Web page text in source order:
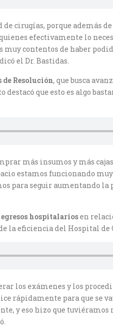
de cirugías, porque además
efectivamente lo
contentos de haber
el Dr. Bastidas.
de Resolución, que busca
que esto es algo
más insumos y más
estamos funcionando
para seguir aumentando
egresos hospitalariosen
la eficiencia del Hospital de
los exámenes y los
rápidamente para que se
y eso hizo que